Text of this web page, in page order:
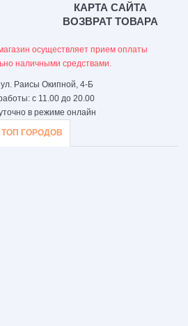
КАРТА САЙТА
ВОЗВРАТ ТОВАРА
осуществляет прием оплаты
наличными средствами.
ул. Раисы Окипной, 4-Б
с 11.00 до 20.00
в режиме онлайн
ТОП ГОРОДОВ